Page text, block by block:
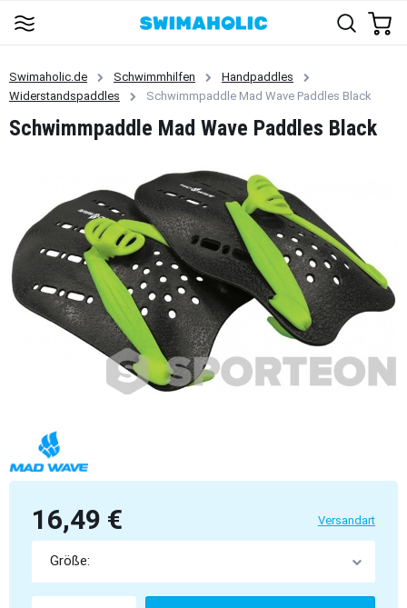
Swimaholic.de Schwimmhilfen
Handpaddles
Widerstandspaddles
Schwimmpaddle Mad Wave Paddles Black
Schwimmpaddle Mad Wave Paddles Black
16,49 € Versandart